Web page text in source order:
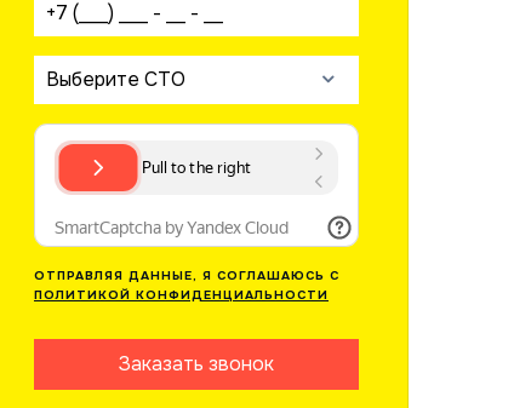
Выберите СТО
ОТПРАВЛЯЯ ДАННЫЕ, Я СОГЛАШАЮСЬ С
ПОЛИТИКОЙ КОНФИДЕНЦИАЛЬНОСТИ
Заказать звонок